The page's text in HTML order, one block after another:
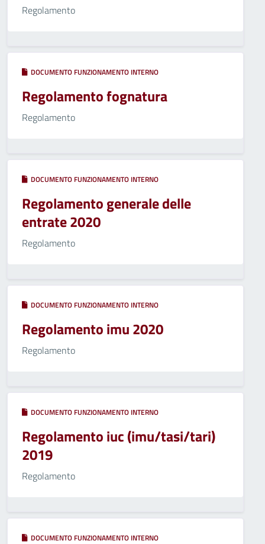
Regolamento
DOCUMENTO FUNZIONAMENTO INTERNO
Regolamento fognatura
Regolamento
DOCUMENTO FUNZIONAMENTO INTERNO
Regolamento generale delle
entrate 2020
Regolamento
DOCUMENTO FUNZIONAMENTO INTERNO
Regolamento imu 2020
Regolamento
DOCUMENTO FUNZIONAMENTO INTERNO
Regolamento iuc (imu/tasi/tari)
2019
Regolamento
DOCUMENTO FUNZIONAMENTO INTERNO